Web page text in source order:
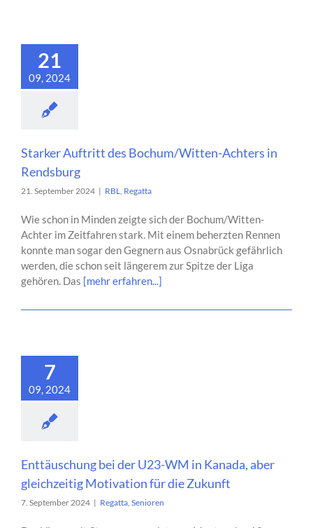
21
09, 2024
Starker Auftritt des Bochum/Witten-Achters in
Rendsburg
21. September 2024 | RBL Regatta
Wie schon in Minden zeigte sich der Bochum/Witten-
Achter im Zeitfahren stark. Mit einem beherzten Rennen
konnte man sogar den Gegnern aus Osnabrück gefährlich
werden, die schon seit längerem zur Spitze der Liga
gehören. Das [mehr erfahren...]
7
09, 2024
Enttäuschung bei der U23-WM in Kanada, aber
gleichzeitig Motivation für die Zukunft
7. September 2024 | Regatta Senioren